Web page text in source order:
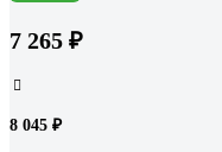
7 265 ₽
8 045 ₽